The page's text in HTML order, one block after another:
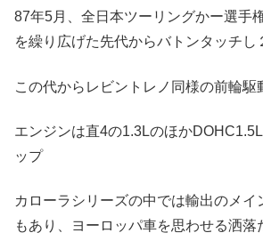
87年5月、全日本ツーリングかー選手
を繰り広げた先代からバトンタッチし
この代からレビントレノ同様の前輪駆
エンジンは直4の1.3Lのほか
ップ
カローラシリーズの中では輸出のメイ
もあり、ヨーロッパ車を思わせる洒落